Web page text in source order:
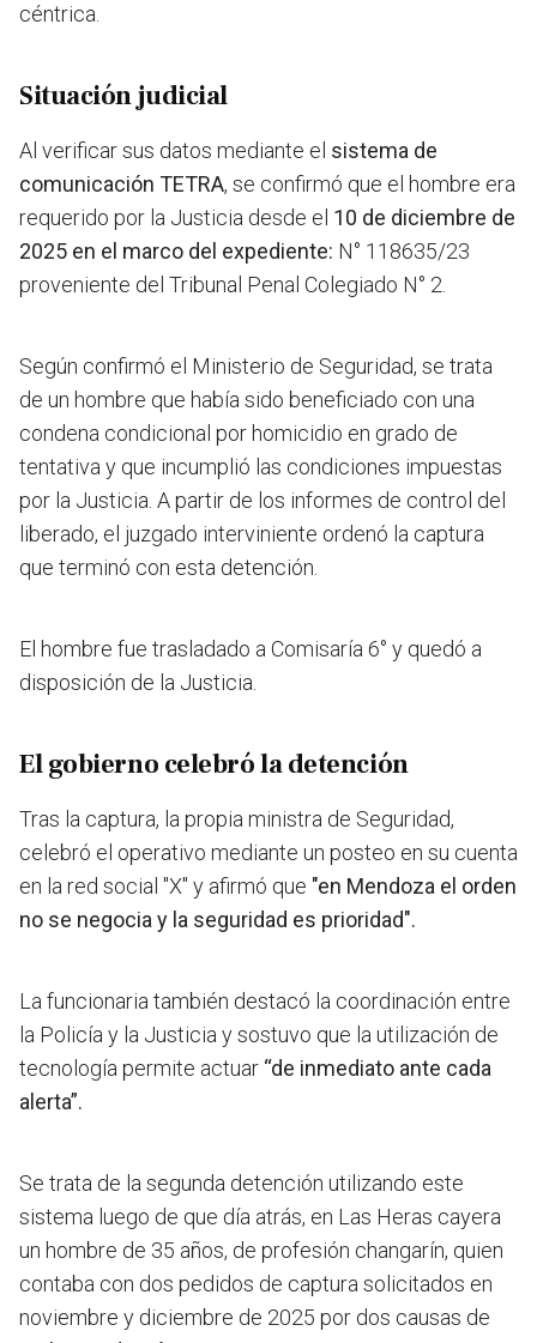
céntrica.
Situación judicial
Al verificar sus datos mediante el sistema de
comunicación TETRA, se confirmó que el hombre era
requerido por la Justicia desde el 10 de diciembre de
2025 en el marco del expediente: N° 118635/23
proveniente del Tribunal Penal Colegiado N° 2.
Según confirmó el Ministerio de Seguridad, se trata
de un hombre que había sido beneficiado con una
condena condicional por homicidio en grado de
tentativa y que incumplió las condiciones impuestas
por la Justicia. A partir de los informes de control del
liberado, el juzgado interviniente ordenó la captura
que terminó con esta detención.
El hombre fue trasladado a Comisaría 6° y quedó a
disposición de la Justicia.
El gobierno celebró la detención
Tras la captura, la propia ministra de Seguridad,
celebró el operativo mediante un posteo en su cuenta
en la red social "X" y afirmó que "en Mendoza el orden
no se negocia y la seguridad es prioridad".
La funcionaria también destacó la coordinación entre
la Policía y la Justicia y sostuvo que la utilización de
tecnología permite actuar “de inmediato ante cada
alerta”.
Se trata de la segunda detención utilizando este
sistema luego de que día atrás, en Las Heras cayera
un hombre de 35 años, de profesión changarín, quien
contaba con dos pedidos de captura solicitados en
noviembre y diciembre de 2025 por dos causas de